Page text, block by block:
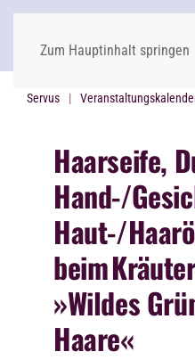
Zum Hauptinhalt springen
Servus
Haarseife,
Hand-/
Haut-/
beim
»Wildes
Haare«